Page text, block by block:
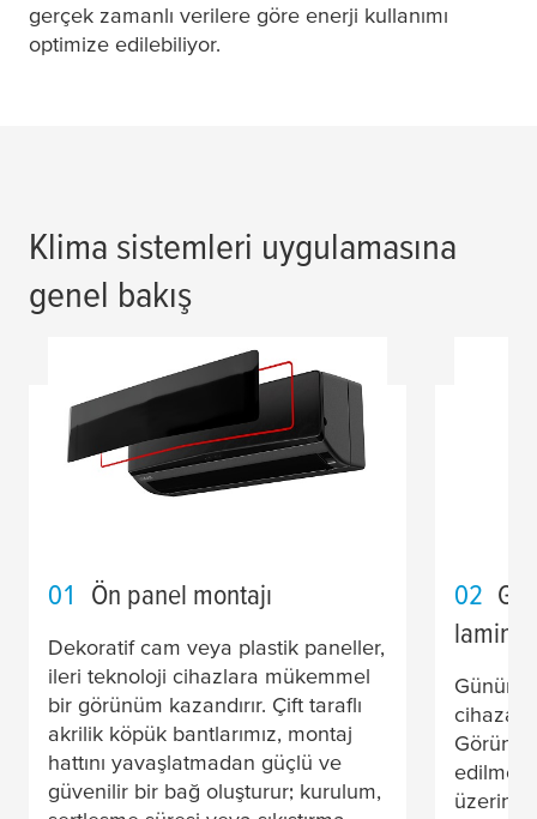
gerçek zamanlı verilere göre enerji kullanımı
optimize edilebiliyor.
Klima sistemleri uygulamasına
genel bakış
01 Ön panel montajı
Dekoratif cam veya plastik paneller,
ileri teknoloji cihazlara mükemmel
bir görünüm kazandırır. Çift taraflı
akrilik köpük bantlarımız, montaj
hattını yavaşlatmadan güçlü ve
güvenilir bir bağ oluşturur; kurulum,
02
cihaza